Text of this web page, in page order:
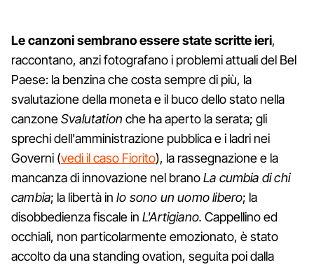
Le canzoni sembrano essere state scritte ieri,
raccontano, anzi fotografano i problemi attuali del Bel
Paese: la benzina che costa sempre di più, la
svalutazione della moneta e il buco dello stato nella
canzoneSvalutation che ha aperto la serata; gli
sprechi dell'amministrazione pubblica e i ladri nei
Governi (vedi il caso Fiorito), la rassegnazione e la
mancanza di innovazione nel branoLa cumbia di chi
cambia; la libertà in Io sono un uomo libero; la
disobbedienza fiscale in L'Artigiano. Cappellino ed
occhiali, non particolarmente emozionato, è stato
accolto da una standing ovation, seguita poi dalla